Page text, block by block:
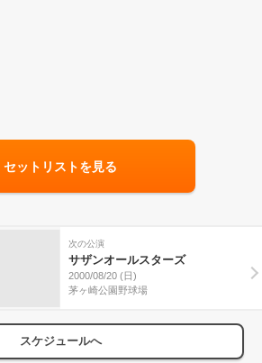
セットリストを見る
次の公演
サザンオールスターズ
2000/08/20 (日)
茅ヶ崎公園野球場
スケジュールへ